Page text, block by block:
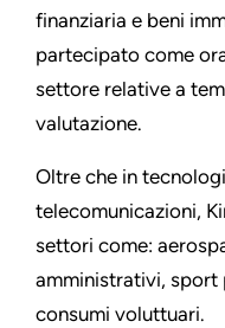
finanziaria e beni
partecipato come
settore relative a
valutazione.
Oltre che in
telecomunicazioni,
settori come:
amministrativi,
consumi voluttuari.